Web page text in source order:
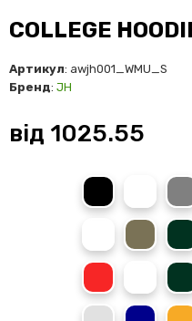
COLLEGE
Артикул: awjh001_WMU_S
Бренд: JH
від 1025.55
Deep BlackAbsolute
Vanilla Milkshake
Olive Green
Fire Red Hot
Ash New French